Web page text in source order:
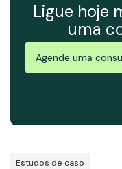
Ligue hoje
uma
Agende uma
Estudos de caso